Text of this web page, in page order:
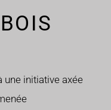
initiative axée